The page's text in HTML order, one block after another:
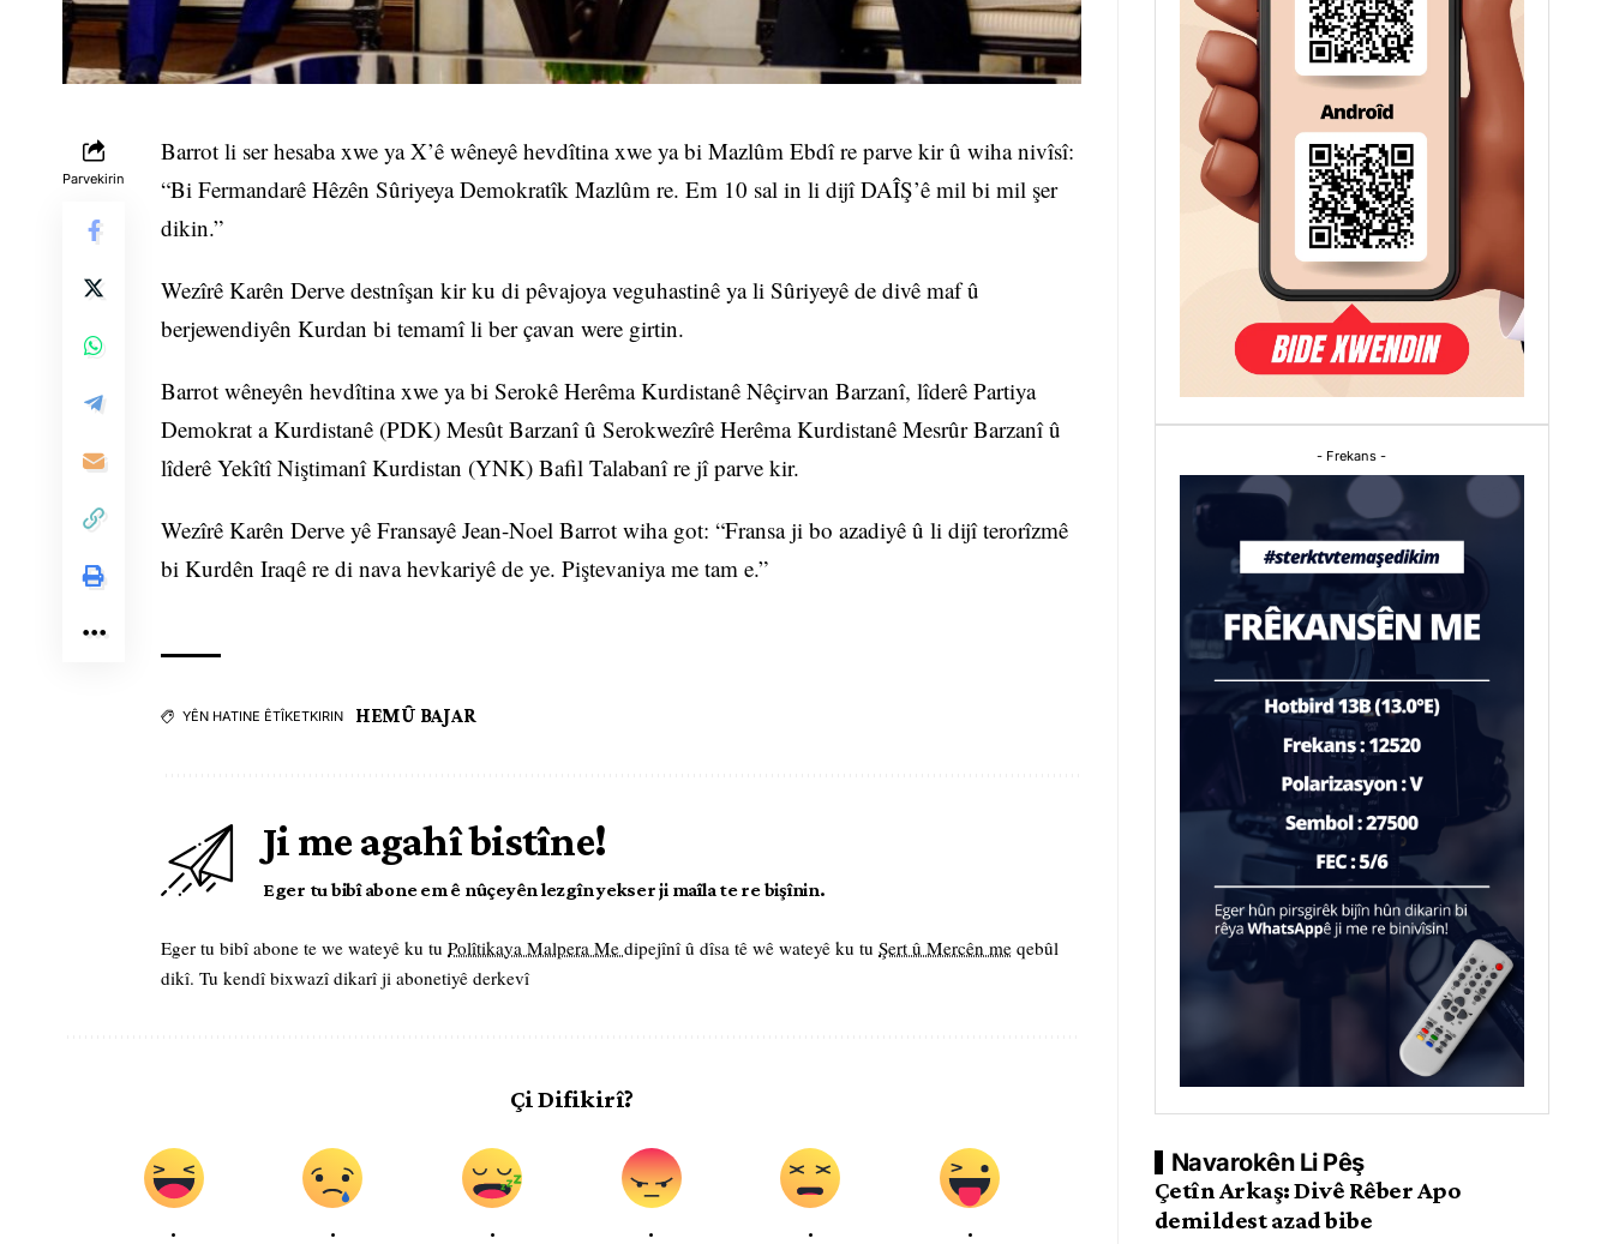
Parvekirin
Barrot li ser hesaba xwe ya X’ê wêneyê hevdîtina xwe ya bi Mazlûm Ebdî re parve kir û wiha nivîsî:
“Bi Fermandarê Hêzên Sûriyeya Demokratîk Mazlûm re. Em 10 sal in li dijî DAÎŞ’ê mil bi mil şer
dikin.”
Wezîrê Karên Derve destnîşan kir ku di pêvajoya veguhastinê ya li Sûriyeyê de divê maf û
berjewendiyên Kurdan bi temamî li ber çavan were girtin.
Barrot wêneyên hevdîtina xwe ya bi Serokê Herêma Kurdistanê Nêçirvan Barzanî, lîderê Partiya
Demokrat a Kurdistanê (PDK) Mesût Barzanî û Serokwezîrê Herêma Kurdistanê Mesrûr Barzanî û
lîderê Yekîtî Niştimanî Kurdistan (YNK) Bafil Talabanî re jî parve kir.
Wezîrê Karên Derve yê Fransayê Jean-Noel Barrot wiha got: “Fransa ji bo azadiyê û li dijî terorîzmê
bi Kurdên Iraqê re di nava hevkariyê de ye. Piştevaniya me tam e.”
YÊN HATINE ÊTÎKETKIRIN HEMÛ BAJAR
Ji me agahî bistîne!
Eger tu bibî abone em ê nûçeyên lezgîn yekser ji maîla te re bişînin.
Eger tu bibî abone te we wateyê ku tu Polîtikaya Malpera Me dipejînî û dîsa tê wê wateyê ku tu Şert û Mercên me qebûl
dikî. Tu kendî bixwazî dikarî ji abonetiyê derkevî
Çi Difikirî?
. . . . . .
- Frekans -
Navarokên Li Pêş
Çetîn Arkaş: Divê Rêber Apo
demildest azad bibe